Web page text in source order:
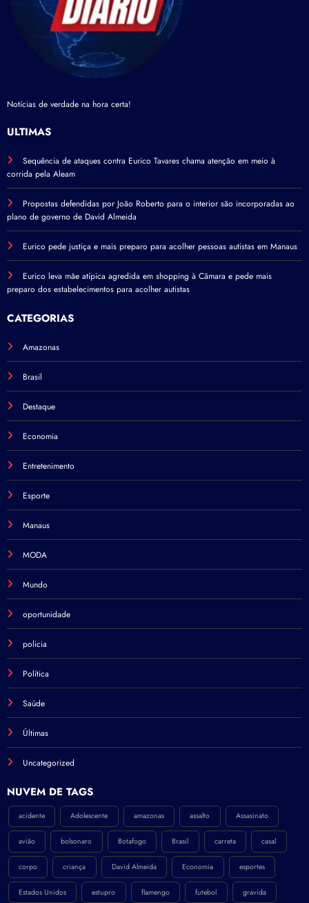
Notícias de verdade na hora certa!
ÚLTIMAS
Sequência de ataques contra Eurico Tavares chama atenção em meio à
corrida pela Aleam
Propostas defendidas por João Roberto para o interior são incorporadas ao
plano de governo de David Almeida
Eurico pede justiça e mais preparo para acolher pessoas autistas em Manaus
Eurico leva mãe atípica agredida em shopping à Câmara e pede mais
preparo dos estabelecimentos para acolher autistas
CATEGORIAS
Amazonas
Brasil
Destaque
Economia
Entretenimento
Esporte
Manaus
MODA
Mundo
oportunidade
policia
Política
Saúde
Últimas
Uncategorized
NÚVEM DE TAGS
acidente Adolescente amazonas assalto Assasinato
avião bolsonaro Botafogo Brasil carreta casal
corpo criança David Almeida Economia esportes
Estados Unidos estupro flamengo futebol gravida